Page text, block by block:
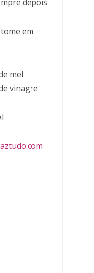
depois
em
mel
vinagre